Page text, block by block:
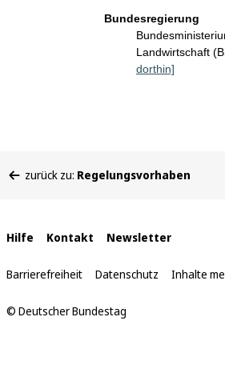
Bundesregierung
Landwirtschaft
dorthin]
befinden
zurück zu: Regelungsvorhaben
Interne
Links
Hilfe Kontakt Newsletter
Barrierefreiheit Datenschutz Inhalte
© Deutscher Bundestag